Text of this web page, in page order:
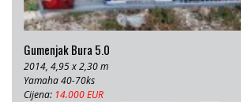
Gumenjak Bura 5.0
2014, 4,95 x 2,30 m
Yamaha 40-70ks
Cijena: 14.000 EUR